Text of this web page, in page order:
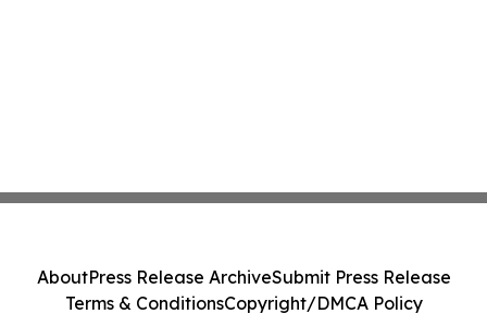
AboutPress Release ArchiveSubmit Press Release
Terms & ConditionsCopyright/DMCA Policy